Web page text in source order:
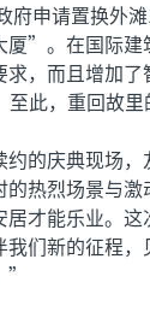
府申请置换外
”。在国际建
，而且增加
此，重回故
约的庆典现场
热烈场景与
才能乐业。
们新的征程
”